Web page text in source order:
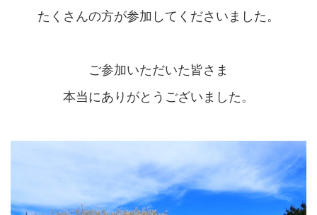
たくさんの方が参加してくださいました。
ご参加いただいた皆さま
本当にありがとうございました。